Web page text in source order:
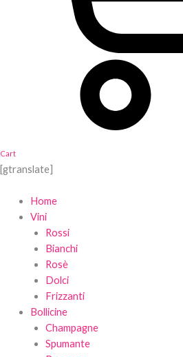
Cart
[gtranslate]
Home
Vini
Rossi
Bianchi
Rosè
Dolci
Frizzanti
Bollicine
Champagne
Spumante